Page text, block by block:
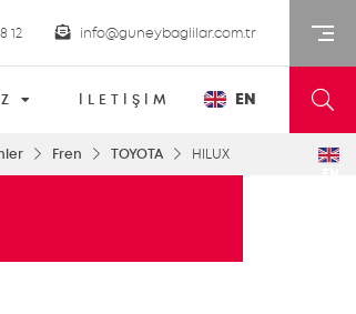
12 info@guneybaglilar.com.tr
İLETİŞİM EN
Fren TOYOTA HILUX